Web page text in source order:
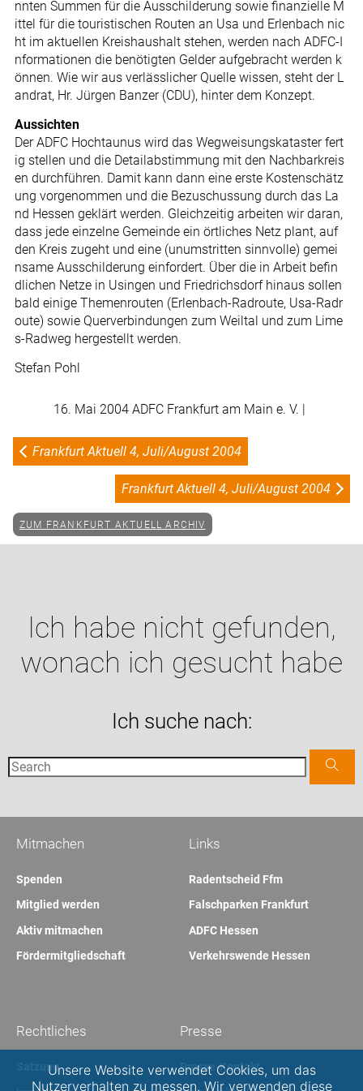
nnten Summen für die Ausschilderung sowie finanzielle M
ittel für die touristischen Routen an Usa und Erlenbach nic
ht im aktuellen Kreishaushalt stehen, werden nach ADFC-I
nformationen die benötigten Gelder aufgebracht werden k
önnen. Wie wir aus verlässlicher Quelle wissen, steht der L
andrat, Hr. Jürgen Banzer (CDU), hinter dem Konzept.
Aussichten
Der ADFC Hochtaunus wird das Wegweisungskataster fert
ig stellen und die Detailabstimmung mit den Nachbarkreis
en durchführen. Damit kann dann eine erste Kostenschätz
ung vorgenommen und die Bezuschussung durch das La
nd Hessen geklärt werden. Gleichzeitig arbeiten wir daran,
dass jede einzelne Gemeinde ein örtliches Netz plant, auf
den Kreis zugeht und eine (unumstritten sinnvolle) gemei
nsame Ausschilderung einfordert. Über die in Arbeit befin
dlichen Netze in Usingen und Friedrichsdorf hinaus sollen
bald einige Themenrouten (Erlenbach-Radroute, Usa-Radr
oute) sowie Querverbindungen zum Weiltal und zum Lime
s-Radweg hergestellt werden.
Stefan Pohl
16. Mai 2004 ADFC Frankfurt am Main e. V. |
Frankfurt Aktuell 4, Juli/August 2004
Frankfurt Aktuell 4, Juli/August 2004
ZUM FRANKFURT AKTUELL ARCHIV
Ich habe nicht gefunden,
wonach ich gesucht habe
Ich suche nach:
Links
Radentscheid Ffm
Falschparken Frankfurt
ADFC Hessen
Verkehrswende Hessen
Mitmachen
Spenden
Mitglied werden
Aktiv mitmachen
Fördermitgliedschaft
Presse
Presse-Kontakt
Rechtliches
SatzungUnsere Website verwendet Cookies, um das
Nutzerverhalten zu messen. Wir verwenden diese